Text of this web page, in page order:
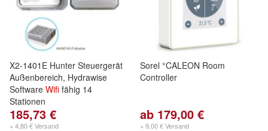
X2-1401E Hunter Steuergerät
Außenbereich, Hydrawise
Software Wifi fähig 14
Stationen
185,73 €
+ 4,80 € Versand
Sorel °CALEON Room
Controller
ab 179,00 €
+ 9,00 € Versand